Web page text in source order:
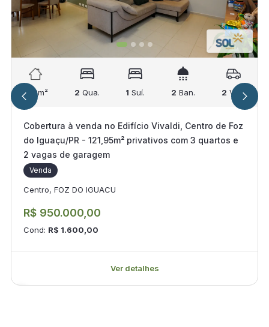
122m² 2 Qua. 1 Suí. 2 Ban. 2 Vag.
Cobertura à venda no Edifício Vivaldi, Centro de Foz
do Iguaçu/PR - 121,95m² privativos com 3 quartos e
2 vagas de garagem
Venda
Centro, FOZ DO IGUACU
R$ 950.000,00
Cond: R$ 1.600,00
Ver detalhes